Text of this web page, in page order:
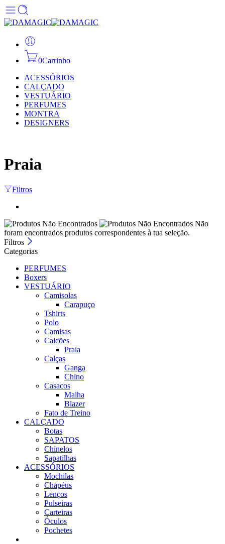
0Carrinho
ACESSÓRIOS
CALÇADO
VESTUÁRIO
PERFUMES
MONTRA
DESIGNERS
Praia
Filtros
Não
foram encontrados produtos correspondentes à tua seleção.
Filtros
Categorias
PERFUMES
Boxers
VESTUÁRIO
Camisolas
Carapuço
Tshirts
Polo
Camisas
Calcões
Praia
Calças
Ganga
Chino
Casacos
Malha
Blazer
Fato de Treino
CALÇADO
Botas
SAPATOS
Chinelos
Sapatilhas
ACESSÓRIOS
Mochilas
Chapéus
Lenços
Pulseiras
Carteiras
Óculos
Pochetes